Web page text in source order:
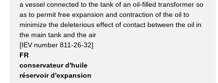
a vessel connected to the tank of an oil-filled transformer so
as to permit free expansion and contraction of the oil to
minimize the deleterious effect of contact between the oil in
the main tank and the air
[IEV number 811-26-32]
FR
conservateur d'huile
réservoir d'expansion